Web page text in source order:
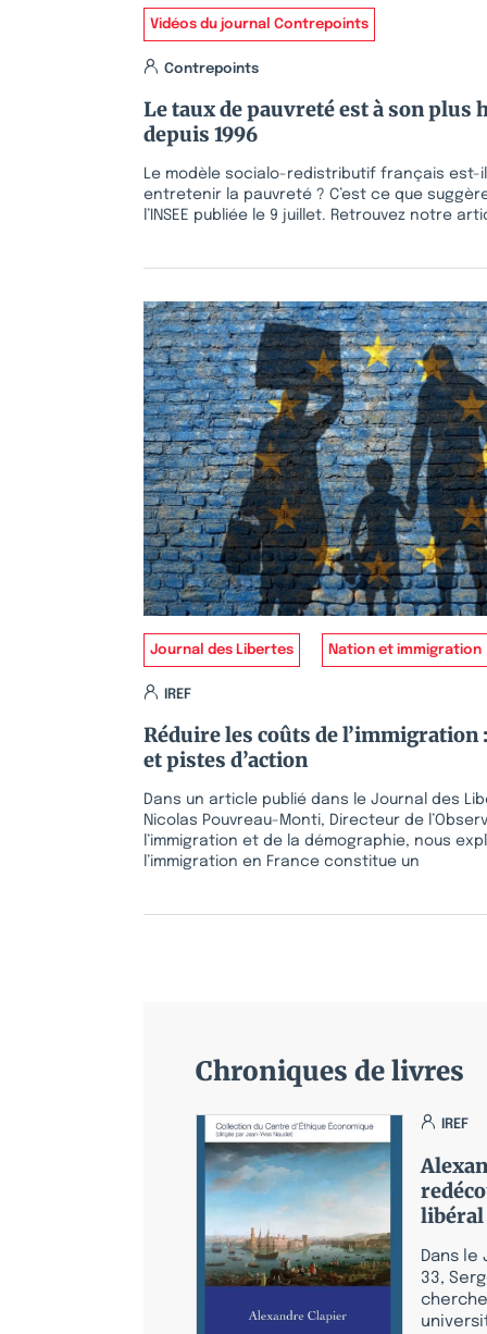
Vidéos du journal Contrepoints
Contrepoints
Le taux de pauvreté est à son plus
depuis 1996
Le modèle socialo-redistributif français est-
entretenir la pauvreté ? C’est ce que
l’INSEE publiée le 9 juillet. Retrouvez notre
Journal des Libertes Nation et immigration
IREF
Réduire les coûts de l’immigration
et pistes d’action
Dans un article publié dans le Journal des
Nicolas Pouvreau-Monti, Directeur de
l’immigration et de la démographie, nous
l’immigration en France constitue un
Chroniques de livres
IREF
libéral
Dans le
33,